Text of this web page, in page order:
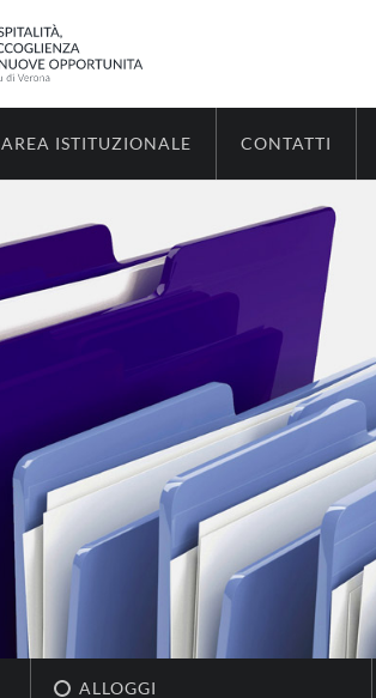
AREA ISTITUZIONALE CONTATTI
ALLOGGI